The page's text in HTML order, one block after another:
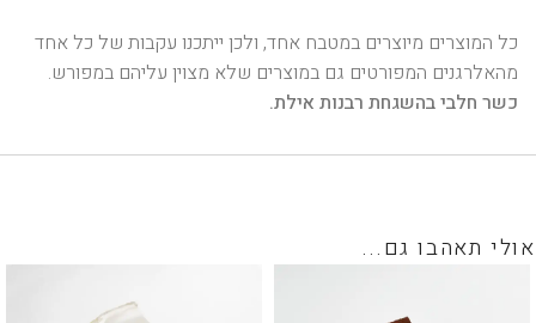
כל המוצרים מיוצרים במטבח אחד, ולכן ייתכנו עקבות של כל אחד
מהאלרגנים המפורטים גם במוצרים שלא מצוין עליהם במפורש.
כשר חלבי בהשגחת רבנות אילת.
אולי תאהבו גם...